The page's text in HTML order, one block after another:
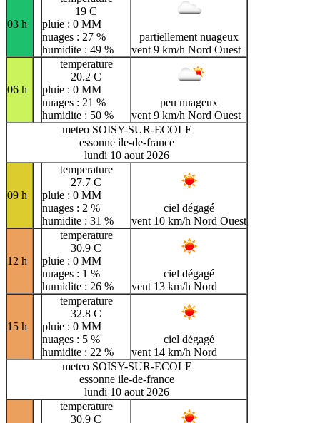
03 h
19 C
pluie : 0 MM
nuages : 27 %
humidite : 49 %
partiellement nuageux
vent 9 km/h Nord Ouest
06 h
temperature
20.2 C
pluie : 0 MM
nuages : 21 %
humidite : 50 %
peu nuageux
vent 9 km/h Nord Ouest
meteo SOISY-SUR-ECOLE
essonne ile-de-france
lundi 10 aout 2026
09 h
temperature
27.7 C
pluie : 0 MM
nuages : 2 %
humidite : 31 %
ciel dégagé
vent 10 km/h Nord Ouest
12 h
temperature
30.9 C
pluie : 0 MM
nuages : 1 %
humidite : 26 %
ciel dégagé
vent 13 km/h Nord
15 h
temperature
32.8 C
pluie : 0 MM
nuages : 5 %
humidite : 22 %
ciel dégagé
vent 14 km/h Nord
meteo SOISY-SUR-ECOLE
essonne ile-de-france
lundi 10 aout 2026
temperature
30.9 C